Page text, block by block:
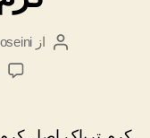
نویسندهٔ
از